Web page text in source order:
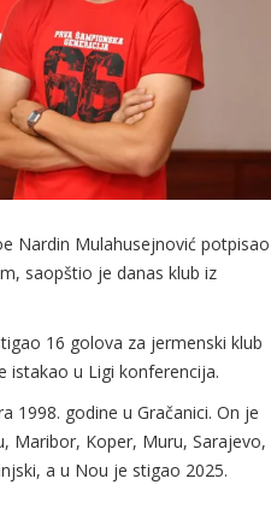
Nardin Mulahusejnović potpisao
saopštio je danas klub iz
16 golova za jermenski klub
istakao u Ligi konferencija.
1998. godine u Gračanici. On je
Maribor, Koper, Muru, Sarajevo,
a u Nou je stigao 2025.